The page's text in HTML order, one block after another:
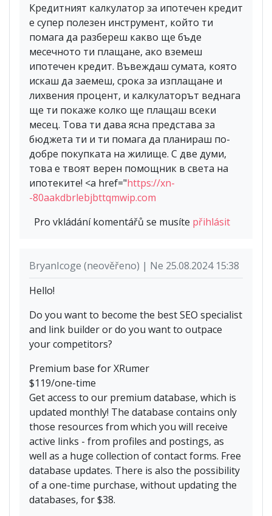
Кредитният калкулатор за ипотечен кредит
е супер полезен инструмент, който ти
помага да разбереш какво ще бъде
месечното ти плащане, ако вземеш
ипотечен кредит. Въвеждаш сумата, която
искаш да заемеш, срока за изплащане и
лихвения процент, и калкулаторът веднага
ще ти покаже колко ще плащаш всеки
месец. Това ти дава ясна представа за
бюджета ти и ти помага да планираш по-
добре покупката на жилище. С две думи,
това е твоят верен помощник в света на
ипотеките! <a href="https://xn-
-80aakdbrlebjbttqmwip.com
Pro vkládání komentářů se musíte přihlásit
BryanIcoge (neověřeno) | Ne 25.08.2024 15:38
Hello!
Do you want to become the best SEO specialist
and link builder or do you want to outpace
your competitors?
Premium base for XRumer
$119/one-time
Get access to our premium database, which is
updated monthly! The database contains only
those resources from which you will receive
active links - from profiles and postings, as
well as a huge collection of contact forms. Free
database updates. There is also the possibility
of a one-time purchase, without updating the
databases, for $38.